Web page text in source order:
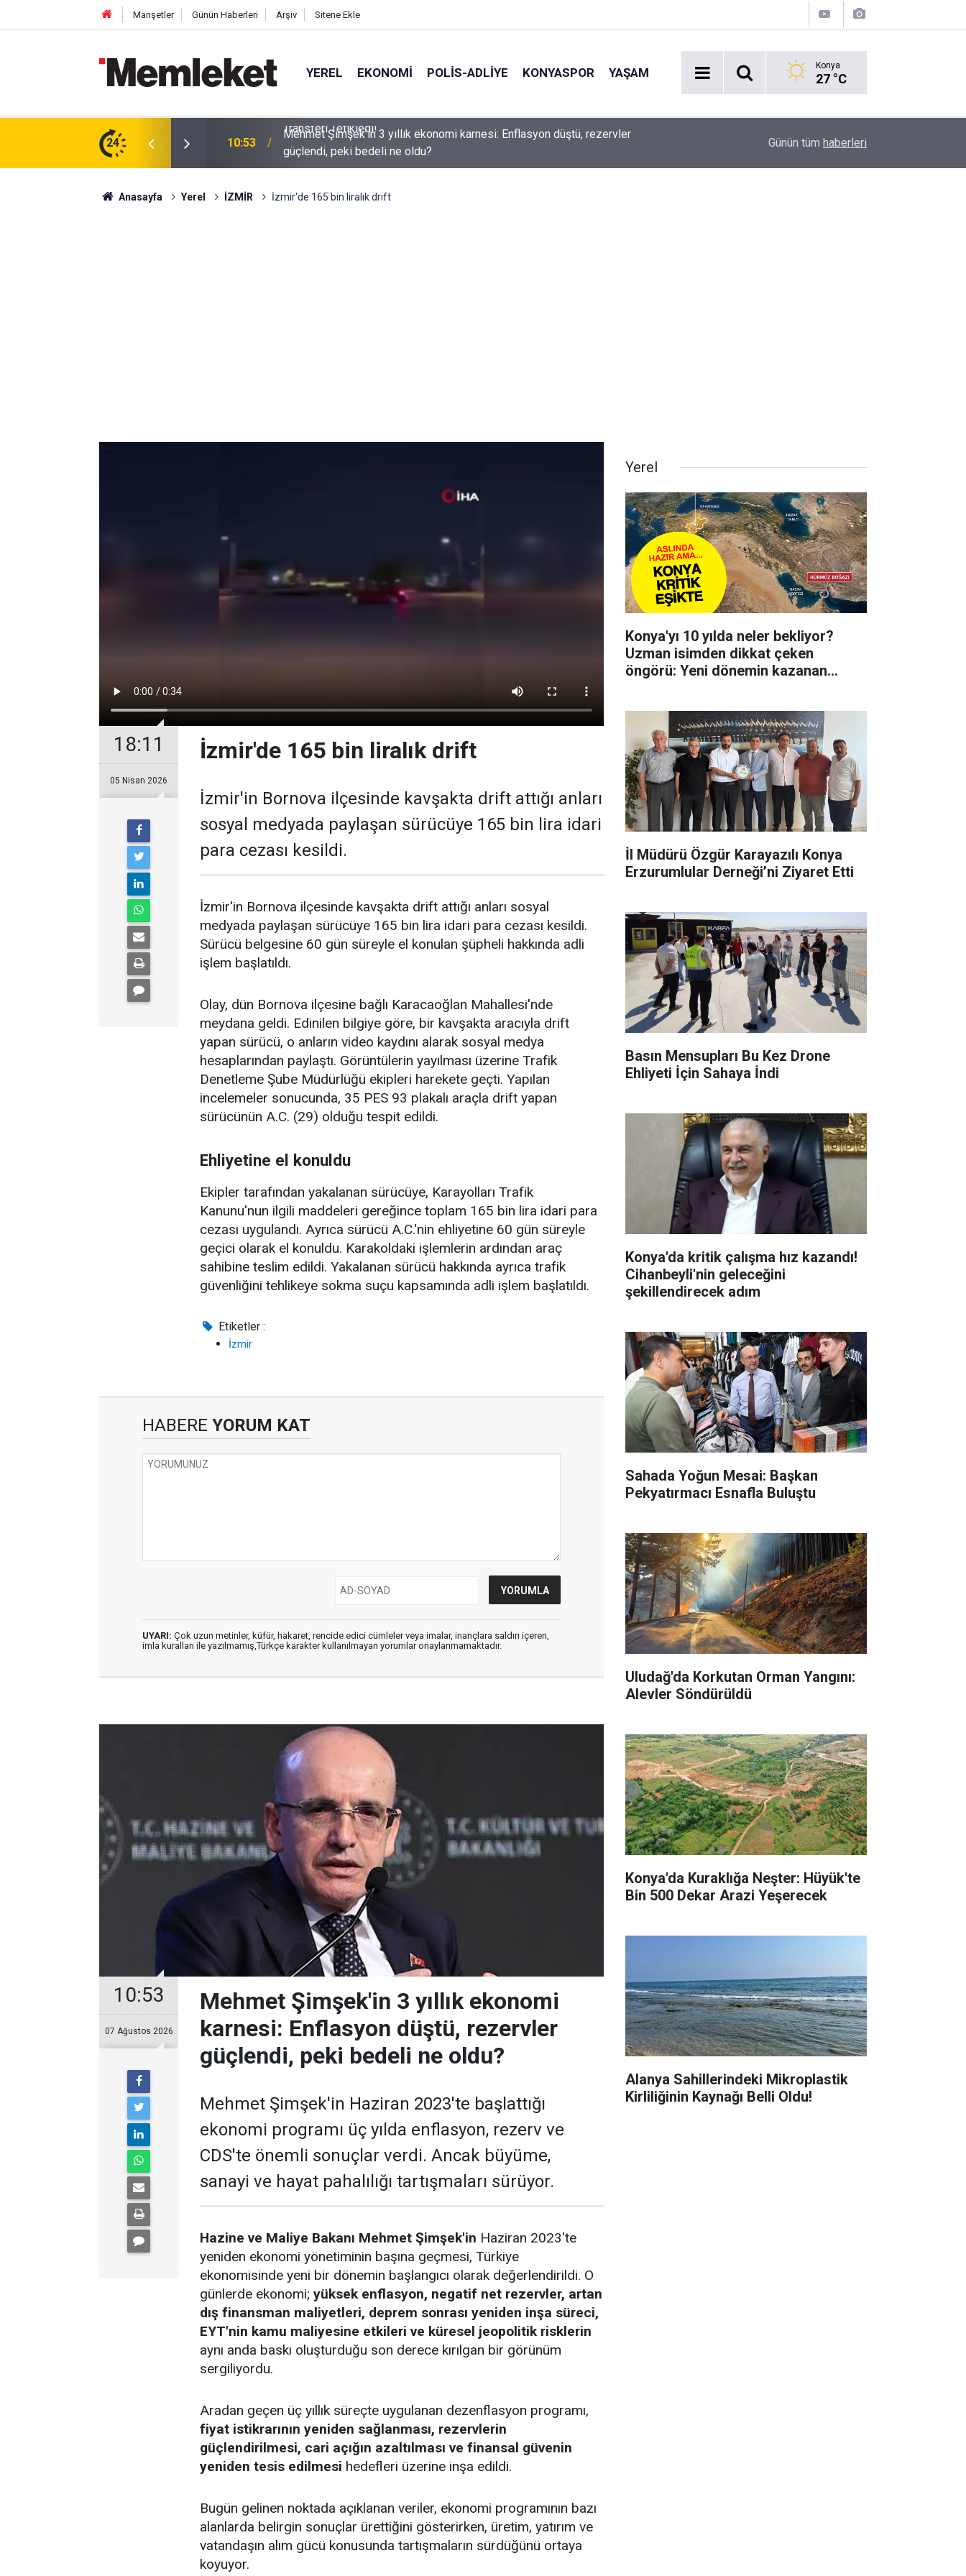
Manşetler Günün Haberleri Arşiv Sitene Ekle
YEREL EKONOMI POLİS-ADLİYE KONYASPOR YAŞAM Konya
27 °C
24
Gerekçe: Jayden Oosterwolde’nin Sakatlığı
10:53
Mehmet Şimşek'in 3 yıllık ekonomi karnesi: Enflasyon düştü, rezervler
güçlendi, peki bedeli ne oldu?
Günün tüm haberleri
Anasayfa Yerel İZMİR İzmir'de 165 bin liralık drift
18:11
05 Nisan 2026
İzmir'de 165 bin liralık drift
İzmir'in Bornova ilçesinde kavşakta drift attığı anları
sosyal medyada paylaşan sürücüye 165 bin lira idari
para cezası kesildi.
İzmir'in Bornova ilçesinde kavşakta drift attığı anları sosyal
medyada paylaşan sürücüye 165 bin lira idari para cezası kesildi.
Sürücü belgesine 60 gün süreyle el konulan şüpheli hakkında adli
işlem başlatıldı.
Olay, dün Bornova ilçesine bağlı Karacaoğlan Mahallesi'nde
meydana geldi. Edinilen bilgiye göre, bir kavşakta aracıyla drift
yapan sürücü, o anların video kaydını alarak sosyal medya
hesaplarından paylaştı. Görüntülerin yayılması üzerine Trafik
Denetleme Şube Müdürlüğü ekipleri harekete geçti. Yapılan
incelemeler sonucunda, 35 PES 93 plakalı araçla drift yapan
sürücünün A.C. (29) olduğu tespit edildi.
Ehliyetine el konuldu
Ekipler tarafından yakalanan sürücüye, Karayolları Trafik
Kanunu'nun ilgili maddeleri gereğince toplam 165 bin lira idari para
cezası uygulandı. Ayrıca sürücü A.C.'nin ehliyetine 60 gün süreyle
geçici olarak el konuldu. Karakoldaki işlemlerin ardından araç
sahibine teslim edildi. Yakalanan sürücü hakkında ayrıca trafik
güvenliğini tehlikeye sokma suçu kapsamında adli işlem başlatıldı.
Etiketler :
İzmir
HABERE YORUM KAT
UYARI: Çok uzun metinler, küfür, hakaret, rencide edici cümleler veya imalar, inançlara saldırı içeren,
imla kuralları ile yazılmamış,Türkçe karakter kullanılmayan yorumlar onaylanmamaktadır.
10:53
07 Ağustos 2026
Mehmet Şimşek'in 3 yıllık ekonomi
karnesi: Enflasyon düştü, rezervler
güçlendi, peki bedeli ne oldu?
Mehmet Şimşek'in Haziran 2023'te başlattığı
ekonomi programı üç yılda enflasyon, rezerv ve
CDS'te önemli sonuçlar verdi. Ancak büyüme,
sanayi ve hayat pahalılığı tartışmaları sürüyor.
Hazine ve Maliye Bakanı Mehmet Şimşek'in Haziran 2023'te
yeniden ekonomi yönetiminin başına geçmesi, Türkiye
ekonomisinde yeni bir dönemin başlangıcı olarak değerlendirildi. O
günlerde ekonomi; yüksek enflasyon, negatif net rezervler, artan
dış finansman maliyetleri, deprem sonrası yeniden inşa süreci,
EYT'nin kamu maliyesine etkileri ve küresel jeopolitik risklerin
aynı anda baskı oluşturduğu son derece kırılgan bir görünüm
sergiliyordu.
Aradan geçen üç yıllık süreçte uygulanan dezenflasyon programı,
fiyat istikrarının yeniden sağlanması, rezervlerin
güçlendirilmesi, cari açığın azaltılması ve finansal güvenin
yeniden tesis edilmesi hedefleri üzerine inşa edildi.
Bugün gelinen noktada açıklanan veriler, ekonomi programının bazı
alanlarda belirgin sonuçlar ürettiğini gösterirken, üretim, yatırım ve
vatandaşın alım gücü konusunda tartışmaların sürdüğünü ortaya
koyuyor.
Yerel
Konya'yı 10 yılda neler bekliyor?
Uzman isimden dikkat çeken
öngörü: Yeni dönemin kazanan
İl Müdürü Özgür Karayazılı Konya
Erzurumlular Derneği’ni Ziyaret Etti
Basın Mensupları Bu Kez Drone
Ehliyeti İçin Sahaya İndi
Konya'da kritik çalışma hız kazandı!
Cihanbeyli'nin geleceğini
şekillendirecek adım
Sahada Yoğun Mesai: Başkan
Pekyatırmacı Esnafla Buluştu
Uludağ'da Korkutan Orman Yangını:
Alevler Söndürüldü
Konya'da Kuraklığa Neşter: Hüyük'te
Bin 500 Dekar Arazi Yeşerecek
Alanya Sahillerindeki Mikroplastik
Kirliliğinin Kaynağı Belli Oldu!